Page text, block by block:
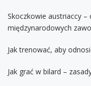
Skoczkowie austriaccy –
międzynarodowych
Jak trenować, aby
Jak grać w bilard –